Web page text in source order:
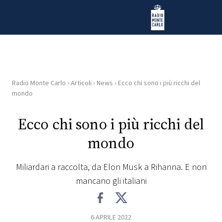
Radio Monte Carlo
HOME
RADIO
Radio Monte Carlo › Articoli › News › Ecco chi sono i più ricchi del
mondo
Ecco chi sono i più ricchi del
mondo
Miliardari a raccolta, da Elon Musk a Rihanna. E non
mancano gli italiani
6 APRILE 2022